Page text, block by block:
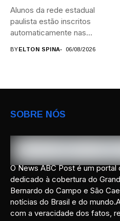
Alunos da rede estadual
paulista estão inscritos
automaticamente nas
BY ELTON SPINA 06/08/2026
SOBRE NÓS
O News ABC Post é um
dedicado à cobertura do
Bernardo do Campo e São
notícias do Brasil e do
com a veracidade dos fatos,